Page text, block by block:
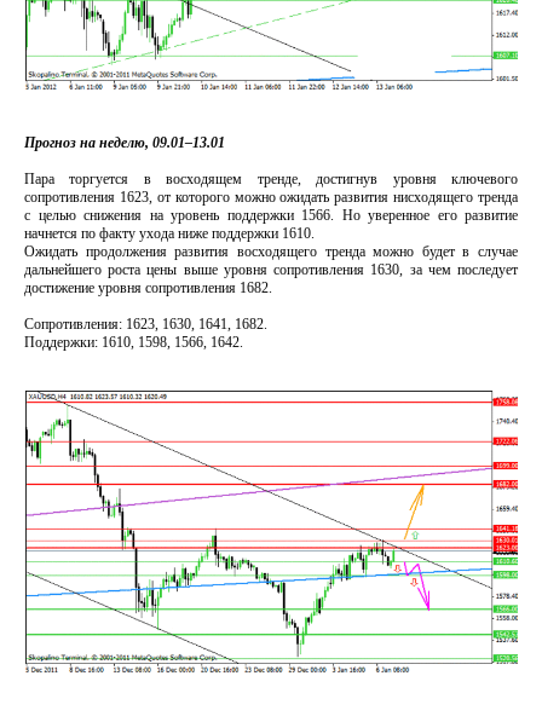
Прогноз на неделю, 09.01–13.01
Пара торгуется в восходящем тренде, достигнув уровня ключевого
сопротивления 1623, от которого можно ожидать развития нисходящего тренда
с целью снижения на уровень поддержки 1566. Но уверенное его развитие
начнется по факту ухода ниже поддержки 1610.
Ожидать продолжения развития восходящего тренда можно будет в случае
дальнейшего роста цены выше уровня сопротивления 1630, за чем последует
достижение уровня сопротивления 1682.
Сопротивления: 1623, 1630, 1641, 1682.
Поддержки: 1610, 1598, 1566, 1642.